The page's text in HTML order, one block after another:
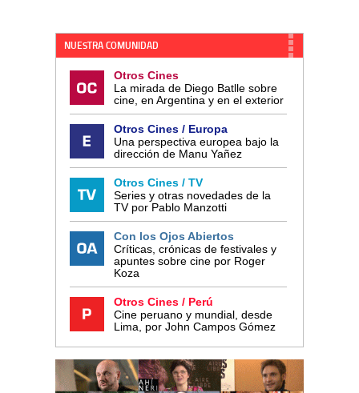
NUESTRA COMUNIDAD
Otros Cines
La mirada de Diego Batlle sobre
cine, en Argentina y en el exterior
Otros Cines / Europa
Una perspectiva europea bajo la
dirección de Manu Yañez
Otros Cines / TV
Series y otras novedades de la
TV por Pablo Manzotti
Con los Ojos Abiertos
Críticas, crónicas de festivales y
apuntes sobre cine por Roger
Koza
Otros Cines / Perú
Cine peruano y mundial, desde
Lima, por John Campos Gómez